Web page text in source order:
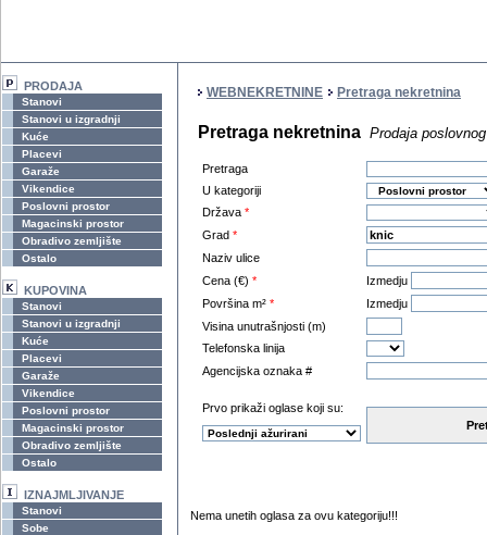
PRODAJA
Stanovi
Stanovi u izgradnji
Kuće
Placevi
Garaže
Vikendice
Poslovni prostor
Magacinski prostor
Obradivo zemljište
Ostalo
KUPOVINA
Stanovi
Stanovi u izgradnji
Kuće
Placevi
Garaže
Vikendice
Poslovni prostor
Magacinski prostor
Obradivo zemljište
Ostalo
IZNAJMLJIVANJE
Stanovi
Sobe
WEBNEKRETNINE Pretraga nekretnina
Pretraga nekretnina Prodaja
Pretraga
U kategoriji
Država *
Grad *
Naziv ulice
Cena (€) *
Izmedju
Površina m² *
Izmedju
Visina unutrašnjosti (m)
Telefonska linija
Agencijska oznaka #
Prvo prikaži oglase koji su:
Nema unetih oglasa za ovu kategoriju!!!